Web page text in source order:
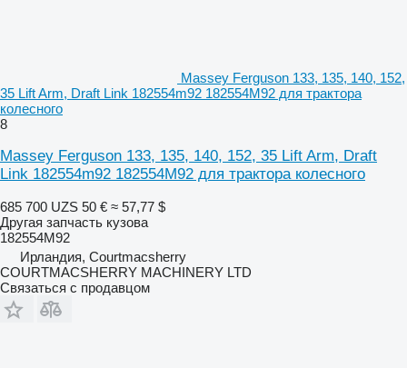
Massey Ferguson 133, 135, 140, 152,
35 Lift Arm, Draft Link 182554m92 182554M92 для трактора
колесного
8
Massey Ferguson 133, 135, 140, 152, 35 Lift Arm, Draft
Link 182554m92 182554M92 для трактора колесного
685 700 UZS 50 € ≈ 57,77 $
Другая запчасть кузова
182554M92
Ирландия, Courtmacsherry
COURTMACSHERRY MACHINERY LTD
Связаться с продавцом